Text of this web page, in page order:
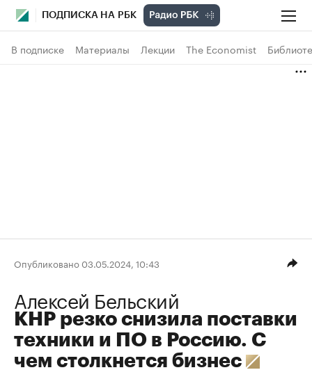
ПОДПИСКА НА РБК
В подписке Материалы Лекции The Economist
Опубликовано 03.05.2024, 10:43
Алексей Бельский
КНР резко снизила поставки
техники и ПО в Россию. С
чем столкнется бизнес